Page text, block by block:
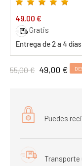
49,00 €
Gratis
Entrega de 2 a 4 días
55,00 € 49,00 €
Puedes
Transporte